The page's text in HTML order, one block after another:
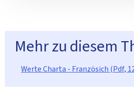
Mehr zu diesem
Werte Charta - Französich (Pdf,